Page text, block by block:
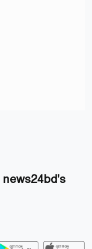
news24bd's